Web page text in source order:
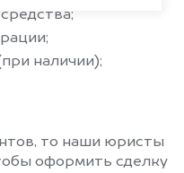
наличии);
то наши юристы
оформить сделку